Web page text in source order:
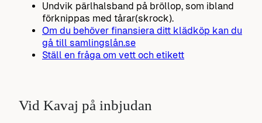
Undvik pärlhalsband på bröllop, som ibland
förknippas med tårar(skrock).
Om du behöver finansiera ditt klädköp kan du
gå till samlingslån.se
Ställ en fråga om vett och etikett
Vid Kavaj på inbjudan